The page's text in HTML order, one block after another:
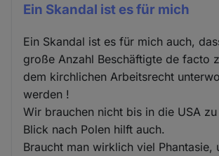
Ein Skandal ist es für mich
Ein Skandal ist es für mich auch,
große Anzahl Beschäftigte de facto
dem kirchlichen Arbeitsrecht
werden !
Wir brauchen nicht bis in die USA
Blick nach Polen hilft auch.
Braucht man wirklich viel Phantasie,